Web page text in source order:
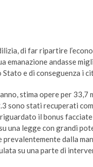
di far ripartire
emanazione andasse
e di conseguenza i
stima opere per 33,7
sono stati recuperati
il bonus facciate
una legge con grandi
dalla
su una parte di